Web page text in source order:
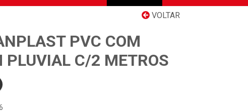
VOLTAR
PVC COM
PLUVIAL C/2 METROS